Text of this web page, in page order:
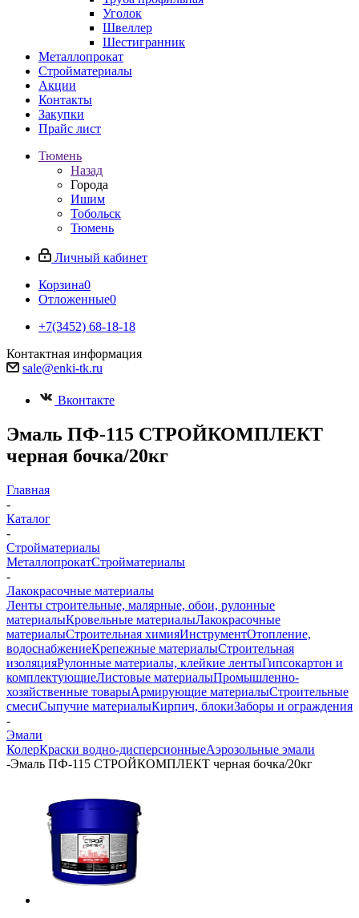
Уголок
Швеллер
Шестигранник
Металлопрокат
Стройматериалы
Акции
Контакты
Закупки
Прайс лист
Тюмень
Назад
Города
Ишим
Тобольск
Тюмень
Личный кабинет
Корзина0
Отложенные0
+7(3452) 68-18-18
Контактная информация
sale@enki-tk.ru
Вконтакте
Эмаль ПФ-115 СТРОЙКОМПЛЕКТ
черная бочка/20кг
Главная
-
Каталог
-
Стройматериалы
МеталлопрокатСтройматериалы
-
Лакокрасочные материалы
Ленты строительные, малярные, обои, рулонные
материалыКровельные материалыЛакокрасочные
материалыСтроительная химияИнструментОтопление,
водоснабжениеКрепежные материалыСтроительная
изоляцияРулонные материалы, клейкие лентыГипсокартон и
комплектующиеЛистовые материалыПромышленно-
хозяйственные товарыАрмирующие материалыСтроительные
смесиСыпучие материалыКирпич, блокиЗаборы и ограждения
-
Эмали
КолерКраски водно-дисперсионныеАэрозольные эмали
-Эмаль ПФ-115 СТРОЙКОМПЛЕКТ черная бочка/20кг